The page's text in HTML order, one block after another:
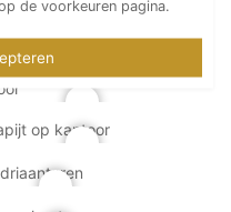
de voorkeuren pagina.